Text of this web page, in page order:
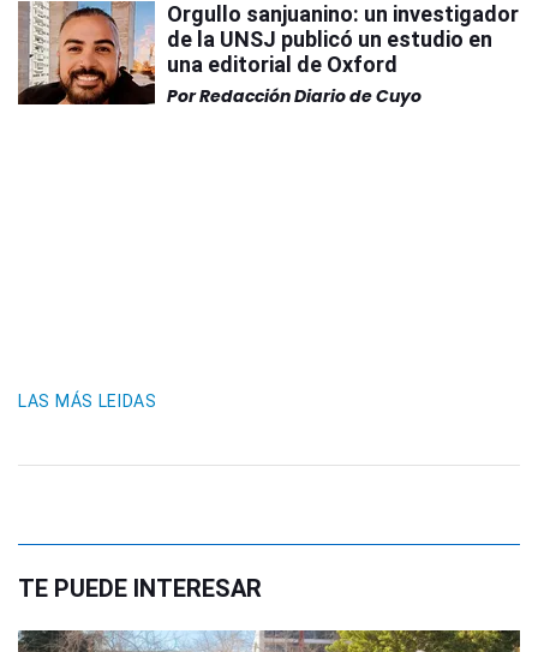
Orgullo sanjuanino: un investigador
de la UNSJ publicó un estudio en
una editorial de Oxford
PorRedacción Diario de Cuyo
LAS MÁS LEIDAS
TE PUEDE INTERESAR